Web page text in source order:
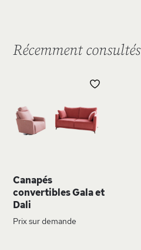
Récemment consultés
Canapés
convertibles Gala et
Dali
Prix sur demande